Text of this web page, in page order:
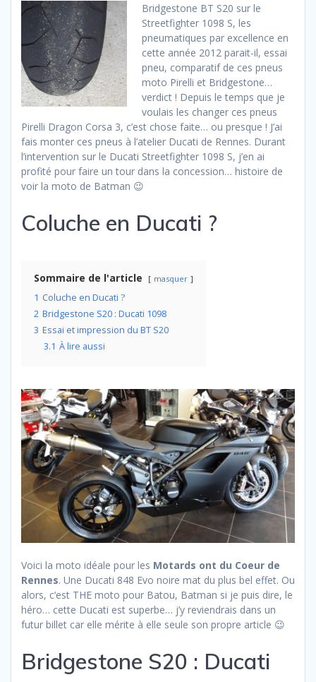
Bridgestone BT S20 sur le
Streetfighter 1098 S, les
pneumatiques par excellence en
cette année 2012 parait-il, essai
pneu, comparatif de ces pneus
moto Pirelli et Bridgestone…
verdict ! Depuis le temps que je
voulais les changer ces pneus
Pirelli Dragon Corsa 3, c’est chose faite… ou presque ! J’ai
fais monter ces pneus à l’atelier Ducati de Rennes. Durant
l’intervention sur le Ducati Streetfighter 1098 S, j’en ai
profité pour faire un tour dans la concession… histoire de
voir la moto de Batman 😉
Coluche en Ducati ?
Sommaire de l'article masquer
1 Coluche en Ducati ?
2 Bridgestone S20 : Ducati 1098
3 Essai et impression du BT S20
3.1 À lire aussi
Voici la moto idéale pour les Motards ont du Coeur de
Rennes. Une Ducati 848 Evo noire mat du plus bel effet. Ou
alors, c’est THE moto pour Batou, Batman si je puis dire, le
héro… cette Ducati est superbe… j’y reviendrais dans un
futur billet car elle mérite à elle seule son propre article 😉
Bridgestone S20 : Ducati